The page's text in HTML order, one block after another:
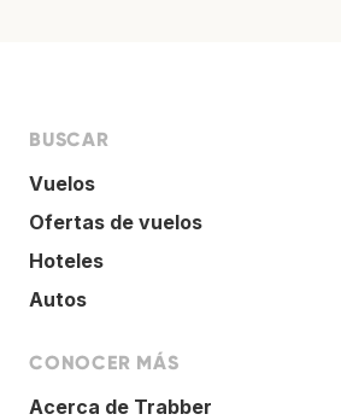
BUSCAR
Vuelos
Ofertas de vuelos
Hoteles
Autos
CONOCER MÁS
Acerca de Trabber